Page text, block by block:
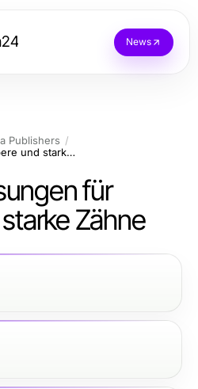
News
Publishers
Moderne Lösungen für saubere und starke Zähne
für
Zähne